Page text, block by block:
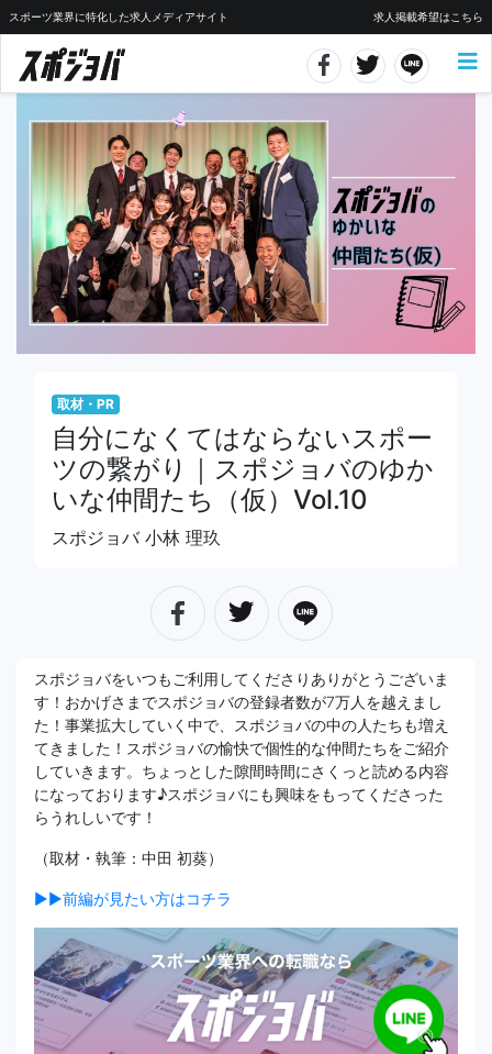
スポーツ業界に特化した求人メディアサイト 求人掲載希望はこちら
取材・PR
自分になくてはならないスポー
ツの繋がり｜スポジョバのゆか
いな仲間たち（仮）Vol.10
スポジョバ 小林 理玖
スポジョバをいつもご利用してくださりありがとうございま
す！おかげさまでスポジョバの登録者数が7万人を越えまし
た！事業拡大していく中で、スポジョバの中の人たちも増え
てきました！スポジョバの愉快で個性的な仲間たちをご紹介
していきます。ちょっとした隙間時間にさくっと読める内容
になっております♪スポジョバにも興味をもってくださった
らうれしいです！
（取材・執筆：中田 初葵）
▶▶前編が見たい方はコチラ